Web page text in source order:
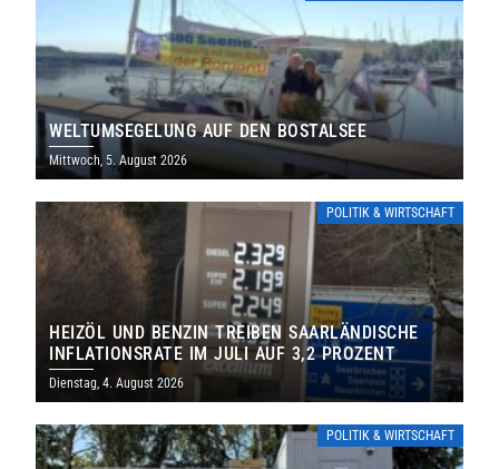
WELTUMSEGELUNG AUF DEN BOSTALSEE
Mittwoch, 5. August 2026
POLITIK & WIRTSCHAFT
HEIZÖL UND BENZIN TREIBEN SAARLÄNDISCHE
INFLATIONSRATE IM JULI AUF 3,2 PROZENT
Dienstag, 4. August 2026
POLITIK & WIRTSCHAFT